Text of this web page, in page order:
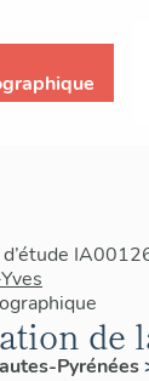
d’étude
de
Pyrénées